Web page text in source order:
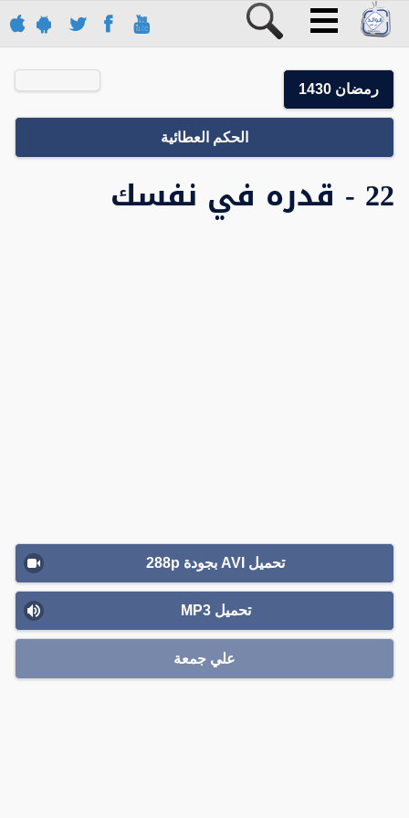
رمضان 1430
الحكم العطائية
22 - قدره في نفسك
تحميل AVI بجودة 288p
تحميل MP3
علي جمعة